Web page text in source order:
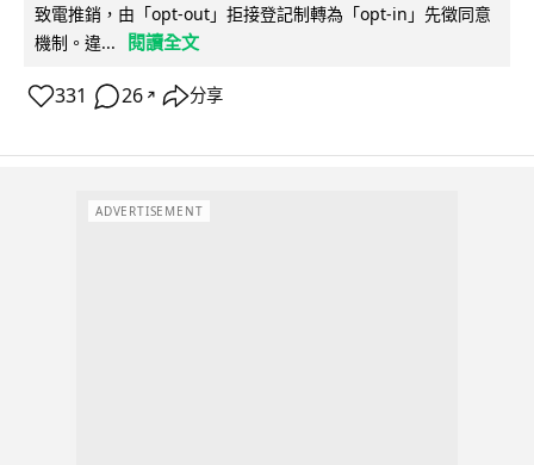
致電推銷，由「opt-out」拒接登記制轉為「opt-in」先徵同意
機制。違...
閱讀全文
331 26 ↗ 分享
ADVERTISEMENT